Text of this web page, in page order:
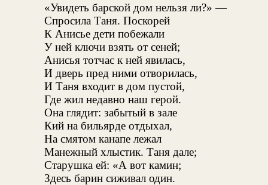
«Увидеть барской дом нельзя ли?» —
Спросила Таня. Поскорей
К Анисье дети побежали
У ней ключи взять от сеней;
Анисья тотчас к ней явилась,
И дверь пред ними отворилась,
И Таня входит в дом пустой,
Где жил недавно наш герой.
Она глядит: забытый в зале
Кий на бильярде отдыхал,
На смятом канапе лежал
Манежный хлыстик. Таня дале;
Старушка ей: «А вот камин;
Здесь барин сиживал один.